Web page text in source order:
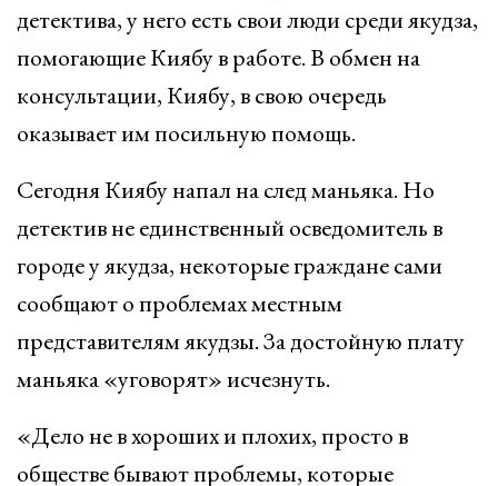
детектива, у него есть свои люди среди якудза,
помогающие Киябу в работе. В обмен на
консультации, Киябу, в свою очередь
оказывает им посильную помощь.
Сегодня Киябу напал на след маньяка. Но
детектив не единственный осведомитель в
городе у якудза, некоторые граждане сами
сообщают о проблемах местным
представителям якудзы. За достойную плату
маньяка «уговорят» исчезнуть.
«Дело не в хороших и плохих, просто в
обществе бывают проблемы, которые